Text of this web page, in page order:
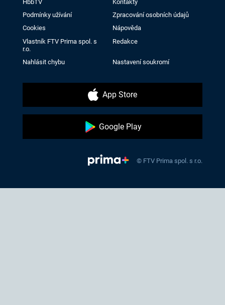
HbbTV
Kontakty
Podmínky užívání
Zpracování osobních údajů
Cookies
Nápověda
Vlastník FTV Prima spol. s
r.o.
Redakce
Nahlásit chybu Nastavení soukromí
App Store
Google Play
© FTV Prima spol. s r.o.